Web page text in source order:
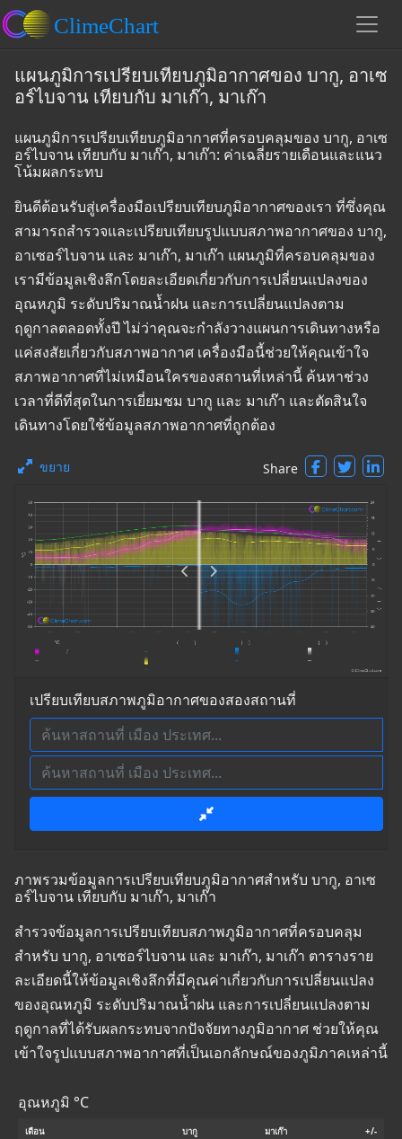
แผนภูมิการเปรียบเทียบภูมิอากาศของ บากู, อาเซ
อร์ไบจาน เทียบกับ มาเก๊า, มาเก๊า
แผนภูมิการเปรียบเทียบภูมิอากาศที่ครอบคลุมของ บากู, อาเซ
อร์ไบจาน เทียบกับ มาเก๊า, มาเก๊า: ค่าเฉลี่ยรายเดือนและแนว
โน้มผลกระทบ
ยินดีต้อนรับสู่เครื่องมือเปรียบเทียบภูมิอากาศของเรา ที่ซึ่งคุณ
สามารถสำรวจและเปรียบเทียบรูปแบบสภาพอากาศของ บากู,
อาเซอร์ไบจาน และ มาเก๊า, มาเก๊า แผนภูมิที่ครอบคลุมของ
เรามีข้อมูลเชิงลึกโดยละเอียดเกี่ยวกับการเปลี่ยนแปลงของ
อุณหภูมิ ระดับปริมาณน้ำฝน และการเปลี่ยนแปลงตาม
ฤดูกาลตลอดทั้งปี ไม่ว่าคุณจะกำลังวางแผนการเดินทางหรือ
แค่สงสัยเกี่ยวกับสภาพอากาศ เครื่องมือนี้ช่วยให้คุณเข้าใจ
สภาพอากาศที่ไม่เหมือนใครของสถานที่เหล่านี้ ค้นหาช่วง
เวลาที่ดีที่สุดในการเยี่ยมชม บากู และ มาเก๊า และตัดสินใจ
เดินทางโดยใช้ข้อมูลสภาพอากาศที่ถูกต้อง
ขยาย Share
เปรียบเทียบสภาพภูมิอากาศของสองสถานที่
ภาพรวมข้อมูลการเปรียบเทียบภูมิอากาศสำหรับ บากู, อาเซ
อร์ไบจาน เทียบกับ มาเก๊า, มาเก๊า
สำรวจข้อมูลการเปรียบเทียบสภาพภูมิอากาศที่ครอบคลุม
สำหรับ บากู, อาเซอร์ไบจาน และ มาเก๊า, มาเก๊า ตารางราย
ละเอียดนี้ให้ข้อมูลเชิงลึกที่มีคุณค่าเกี่ยวกับการเปลี่ยนแปลง
ของอุณหภูมิ ระดับปริมาณน้ำฝน และการเปลี่ยนแปลงตาม
ฤดูกาลที่ได้รับผลกระทบจากปัจจัยทางภูมิอากาศ ช่วยให้คุณ
เข้าใจรูปแบบสภาพอากาศที่เป็นเอกลักษณ์ของภูมิภาคเหล่านี้
อุณหภูมิ °C
เดือน บากู มาเก๊า +/-